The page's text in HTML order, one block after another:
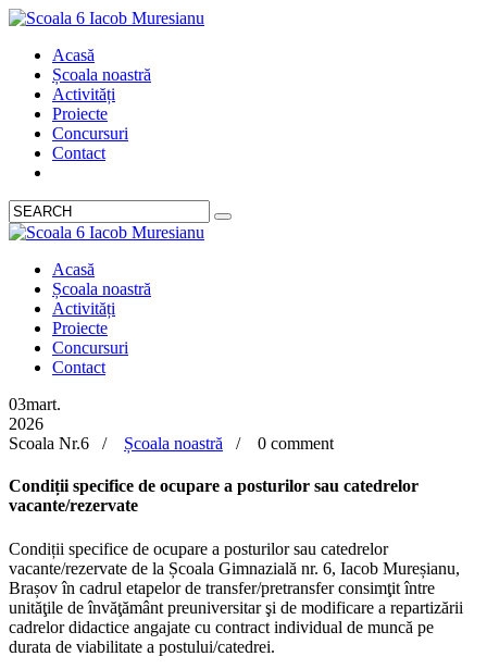
Acasă
Școala noastră
Activități
Proiecte
Concursuri
Contact
Acasă
Școala noastră
Activități
Proiecte
Concursuri
Contact
03mart.
2026
Scoala Nr.6 /
Școala noastră / 0 comment
Condiții specifice de ocupare a posturilor sau catedrelor
vacante/rezervate
Condiții specifice de ocupare a posturilor sau catedrelor
vacante/rezervate de la Școala Gimnazială nr. 6, Iacob Mureșianu,
Brașov în cadrul etapelor de transfer/pretransfer consimţit între
unităţile de învăţământ preuniversitar şi de modificare a repartizării
cadrelor didactice angajate cu contract individual de muncă pe
durata de viabilitate a postului/catedrei.